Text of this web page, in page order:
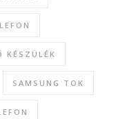
KÉSZÜLÉK
SAMSUNG TOK